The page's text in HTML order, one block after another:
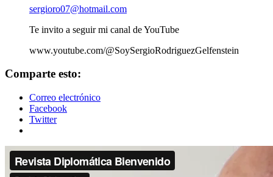
sergioro07@hotmail.com
Te invito a seguir mi canal de YouTube
www.youtube.com/@SoySergioRodriguezGelfenstein
Comparte esto:
Correo electrónico
Facebook
Twitter